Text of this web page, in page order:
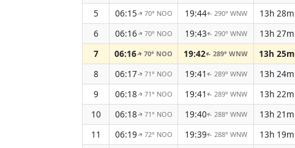
5
06:15↑ 70° NOO 19:44↑ 290° WNW 13h 28m
6
06:16↑ 70° NOO 19:43↑ 290° WNW 13h 27m
7
06:16↑70° NOO 19:42↑289° WNW 13h 25m
8
06:17↑ 71° NOO 19:41 ↑ 289° WNW 13h 24m
9
06:18↑ 71° NOO 19:41 ↑ 289° WNW 13h 22m
10
06:18↑ 71° NOO 19:40↑ 288° WNW 13h 21m
11
06:19↑ 72° NOO 19:39↑ 288° WNW 13h 19m